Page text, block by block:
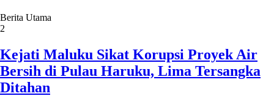
Berita Utama
2
Kejati Maluku Sikat Korupsi Proyek Air
Bersih di Pulau Haruku, Lima Tersangka
Ditahan